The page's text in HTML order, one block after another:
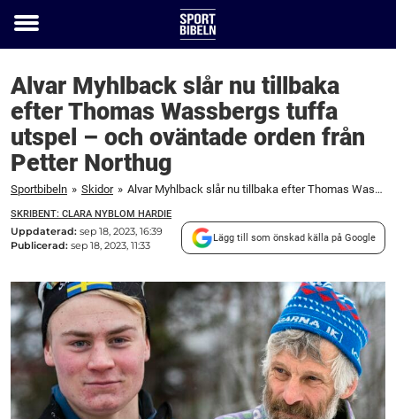
Toggle
Alvar Myhlback slår nu tillbaka
efter Thomas Wassbergs tuffa
utspel – och oväntade orden från
Petter Northug
Sportbibeln » Skidor » Alvar Myhlback slår nu tillbaka efter Thomas Wassbergs tuffa utspel – och oväntade orden från Petter Northug
SKRIBENT: CLARA NYBLOM HARDIE
Uppdaterad: sep 18, 2023, 16:39
Publicerad: sep 18, 2023, 11:33
Lägg till som önskad källa på Google